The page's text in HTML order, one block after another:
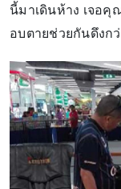
นี้มาเดินห้าง เจอคุ
อบตายช่วยกันดึงก